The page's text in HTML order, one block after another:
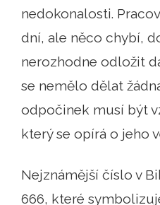
nedokonalosti.
dní, ale něco chybí,
nerozhodne odložit
se nemělo dělat
odpočinek musí být
který se opírá o jeho
Nejznámější číslo v
666, které